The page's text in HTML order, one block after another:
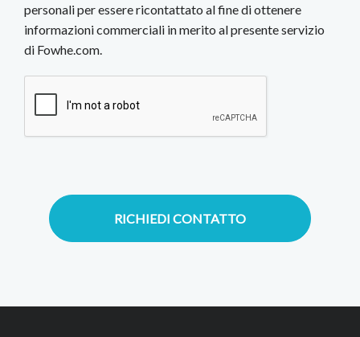
personali per essere ricontattato al fine di ottenere
informazioni commerciali in merito al presente servizio
di Fowhe.com.
RICHIEDI CONTATTO